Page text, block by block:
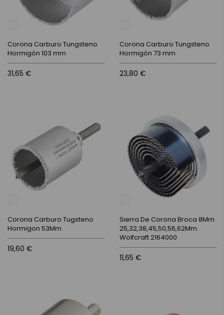
Corona Carburo Tungsteno
Hormigón 103 mm
31,65 €
Corona Carburo Tungsteno
Hormigón 73 mm
23,80 €
Corona Carburo Tugsteno
Hormigon 53Mm
19,60 €
Sierra De Corona Broca 8Mm
25,32,38,45,50,56,62Mm.
Wolfcraft 2164000
11,65 €